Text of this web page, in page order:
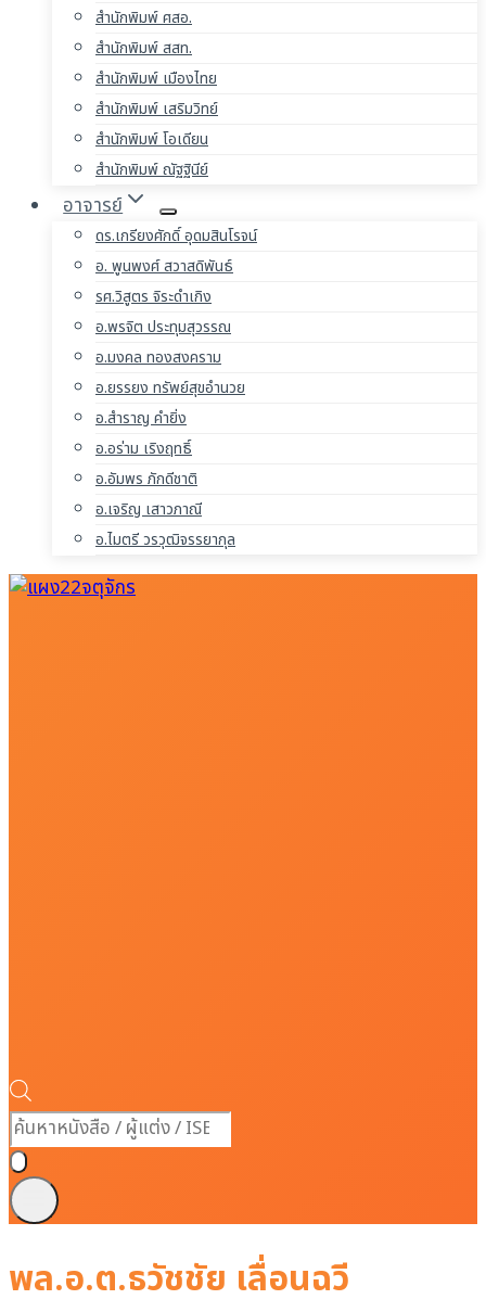
สำนักพิมพ์ ศสอ.
สำนักพิมพ์ สสท.
สำนักพิมพ์ เมืองไทย
สำนักพิมพ์ เสริมวิทย์
สำนักพิมพ์ โอเดียน
สำนักพิมพ์ ณัฐฐินีย์
อาจารย์
ดร.เกรียงศักดิ์ อุดมสินโรจน์
อ. พูนพงศ์ สวาสดิพันธ์
รศ.วิสูตร จิระดำเกิง
อ.พรจิต ประทุมสุวรรณ
อ.มงคล ทองสงคราม
อ.ยรรยง ทรัพย์สุขอำนวย
อ.สำราญ คำยิ่ง
อ.อร่าม เริงฤทธิ์
อ.อัมพร ภักดีชาติ
อ.เจริญ เสาวภาณี
อ.ไมตรี วรวุฒิจรรยากุล
Products
search
พล.อ.ต.ธวัชชัย เลื่อนฉวี